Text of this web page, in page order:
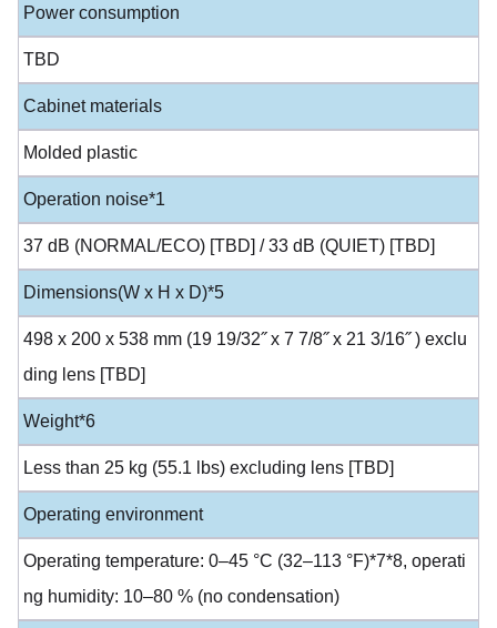
Power consumption
TBD
Cabinet materials
Molded plastic
Operation noise*1
37 dB (NORMAL/ECO) [TBD] / 33 dB (QUIET) [TBD]
Dimensions(W x H x D)*5
498 x 200 x 538 mm (19 19/32˝ x 7 7/8˝ x 21 3/16˝ ) exclu
ding lens [TBD]
Weight*6
Less than 25 kg (55.1 lbs) excluding lens [TBD]
Operating environment
Operating temperature: 0–45 °C (32–113 °F)*7*8, operati
ng humidity: 10–80 % (no condensation)